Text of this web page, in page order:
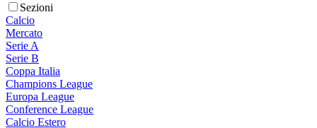
Sezioni
Calcio
Mercato
Serie A
Serie B
Coppa Italia
Champions League
Europa League
Conference League
Calcio Estero